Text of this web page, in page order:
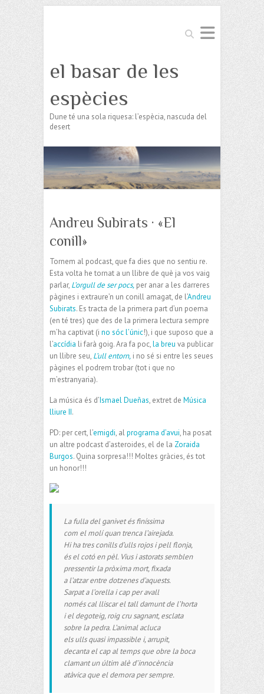
Search
el basar de les
espècies
Dune té una sola riquesa: l’espècia, nascuda del
desert
Andreu Subirats · «El
conill»
Tornem al podcast, que fa dies que no sentiu re.
Esta volta he tornat a un llibre de què ja vos vaig
parlar, L’orgull de ser pocs, per anar a les darreres
pàgines i extraure’n un conill amagat, de l’Andreu
Subirats. Es tracta de la primera part d’un poema
(en té tres) que des de la primera lectura sempre
m’ha captivat (i no sóc l’únic!), i que suposo que a
l’accídia li farà goig. Ara fa poc,la breu va publicar
un llibre seu, L’ull entorn, i no sé si entre les seues
pàgines el podrem trobar (tot i que no
m’estranyaria).
La música és d’Ismael Dueñas, extret de Música
lliure II.
PD: per cert, l’emigdi, alprograma d’avui, ha posat
un altre podcast d’asteroides, el de la Zoraida
Burgos. Quina sorpresa!!! Moltes gràcies, és tot
un honor!!!
La fulla del ganivet és finíssima
com el molí quan trenca l’airejada.
Hi ha tres conills d’ulls rojos i pell flonja,
és el cotó en pèl. Vius i astorats semblen
pressentir la pròxima mort, fixada
a l’atzar entre dotzenes d’aquests.
Sarpat a l’orella i cap per avall
només cal lliscar el tall damunt de l’horta
i el degoteig, roig cru sagnant, esclata
sobre la pedra. L’animal acluca
els ulls quasi impassible i, arrupit,
decanta el cap al temps que obre la boca
clamant un últim alè d’innocència
atàvica que el demora per sempre.